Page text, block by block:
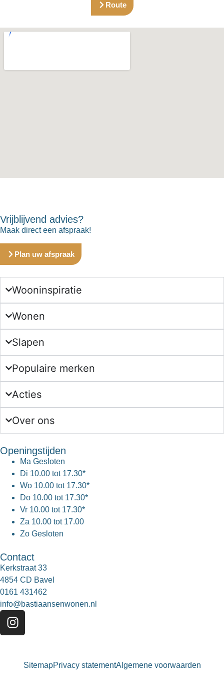
Route
Vrijblijvend advies?
Maak direct een afspraak!
Plan uw afspraak
Wooninspiratie
Wonen
Slapen
Populaire merken
Acties
Over ons
Openingstijden
Ma Gesloten
Di 10.00 tot 17.30*
Wo 10.00 tot 17.30*
Do 10.00 tot 17.30*
Vr 10.00 tot 17.30*
Za 10.00 tot 17.00
Zo Gesloten
Contact
Kerkstraat 33
4854 CD Bavel
0161 431462
info@bastiaansenwonen.nl
SitemapPrivacy statementAlgemene voorwaarden